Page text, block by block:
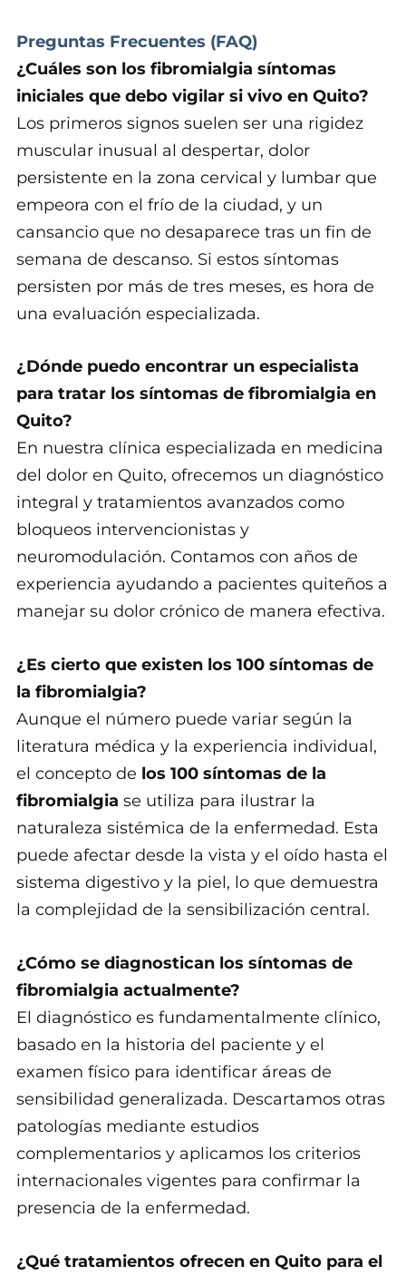
Preguntas Frecuentes (FAQ)
¿Cuáles son los fibromialgia síntomas
iniciales que debo vigilar si vivo en Quito?
Los primeros signos suelen ser una rigidez
muscular inusual al despertar, dolor
persistente en la zona cervical y lumbar que
empeora con el frío de la ciudad, y un
cansancio que no desaparece tras un fin de
semana de descanso. Si estos síntomas
persisten por más de tres meses, es hora de
una evaluación especializada.
¿Dónde puedo encontrar un especialista
para tratar los síntomas de fibromialgia en
Quito?
En nuestra clínica especializada en medicina
del dolor en Quito, ofrecemos un diagnóstico
integral y tratamientos avanzados como
bloqueos intervencionistas y
neuromodulación. Contamos con años de
experiencia ayudando a pacientes quiteños a
manejar su dolor crónico de manera efectiva.
¿Es cierto que existen los 100 síntomas de
la fibromialgia?
Aunque el número puede variar según la
literatura médica y la experiencia individual,
el concepto de los 100 síntomas de la
fibromialgia se utiliza para ilustrar la
naturaleza sistémica de la enfermedad. Esta
puede afectar desde la vista y el oído hasta el
sistema digestivo y la piel, lo que demuestra
la complejidad de la sensibilización central.
¿Cómo se diagnostican los síntomas de
fibromialgia actualmente?
El diagnóstico es fundamentalmente clínico,
basado en la historia del paciente y el
examen físico para identificar áreas de
sensibilidad generalizada. Descartamos otras
patologías mediante estudios
complementarios y aplicamos los criterios
internacionales vigentes para confirmar la
presencia de la enfermedad.
¿Qué tratamientos ofrecen en Quito para el